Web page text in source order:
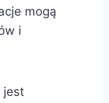
mogą
i
jest